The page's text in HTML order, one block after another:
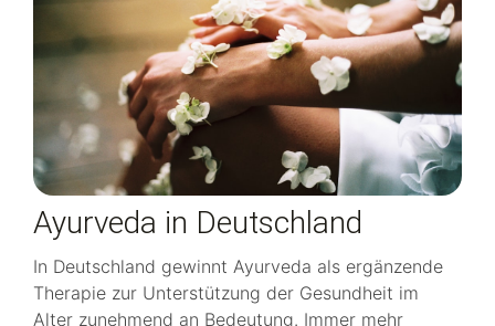
Ayurveda in Deutschland
In Deutschland gewinnt Ayurveda als ergänzende
Therapie zur Unterstützung der Gesundheit im
Alter zunehmend an Bedeutung. Immer mehr